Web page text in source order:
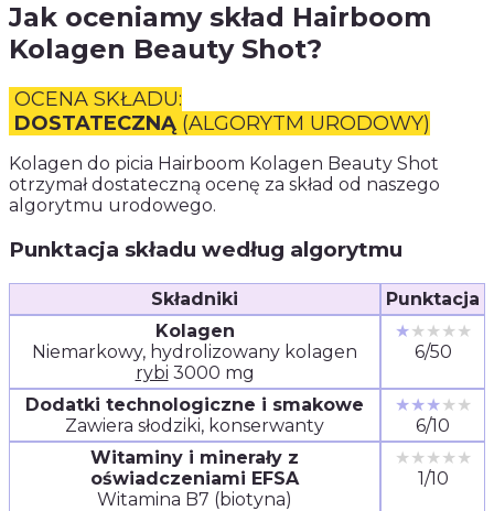
Jak oceniamy skład Hairboom
Kolagen Beauty Shot?
OCENA SKŁADU:
DOSTATECZNĄ (ALGORYTM URODOWY)
Kolagen do picia Hairboom Kolagen Beauty Shot
otrzymał dostateczną ocenę za skład od naszego
algorytmu urodowego.
Punktacja składu według algorytmu
Składniki
Punktacja
Kolagen
Niemarkowy, hydrolizowany kolagen
rybi 3000 mg
★★★★★
6/50
Dodatki technologiczne i smakowe
Zawiera słodziki, konserwanty
★★★★★
6/10
Witaminy i minerały z
oświadczeniami EFSA
Witamina B7 (biotyna)
★★★★★
1/10